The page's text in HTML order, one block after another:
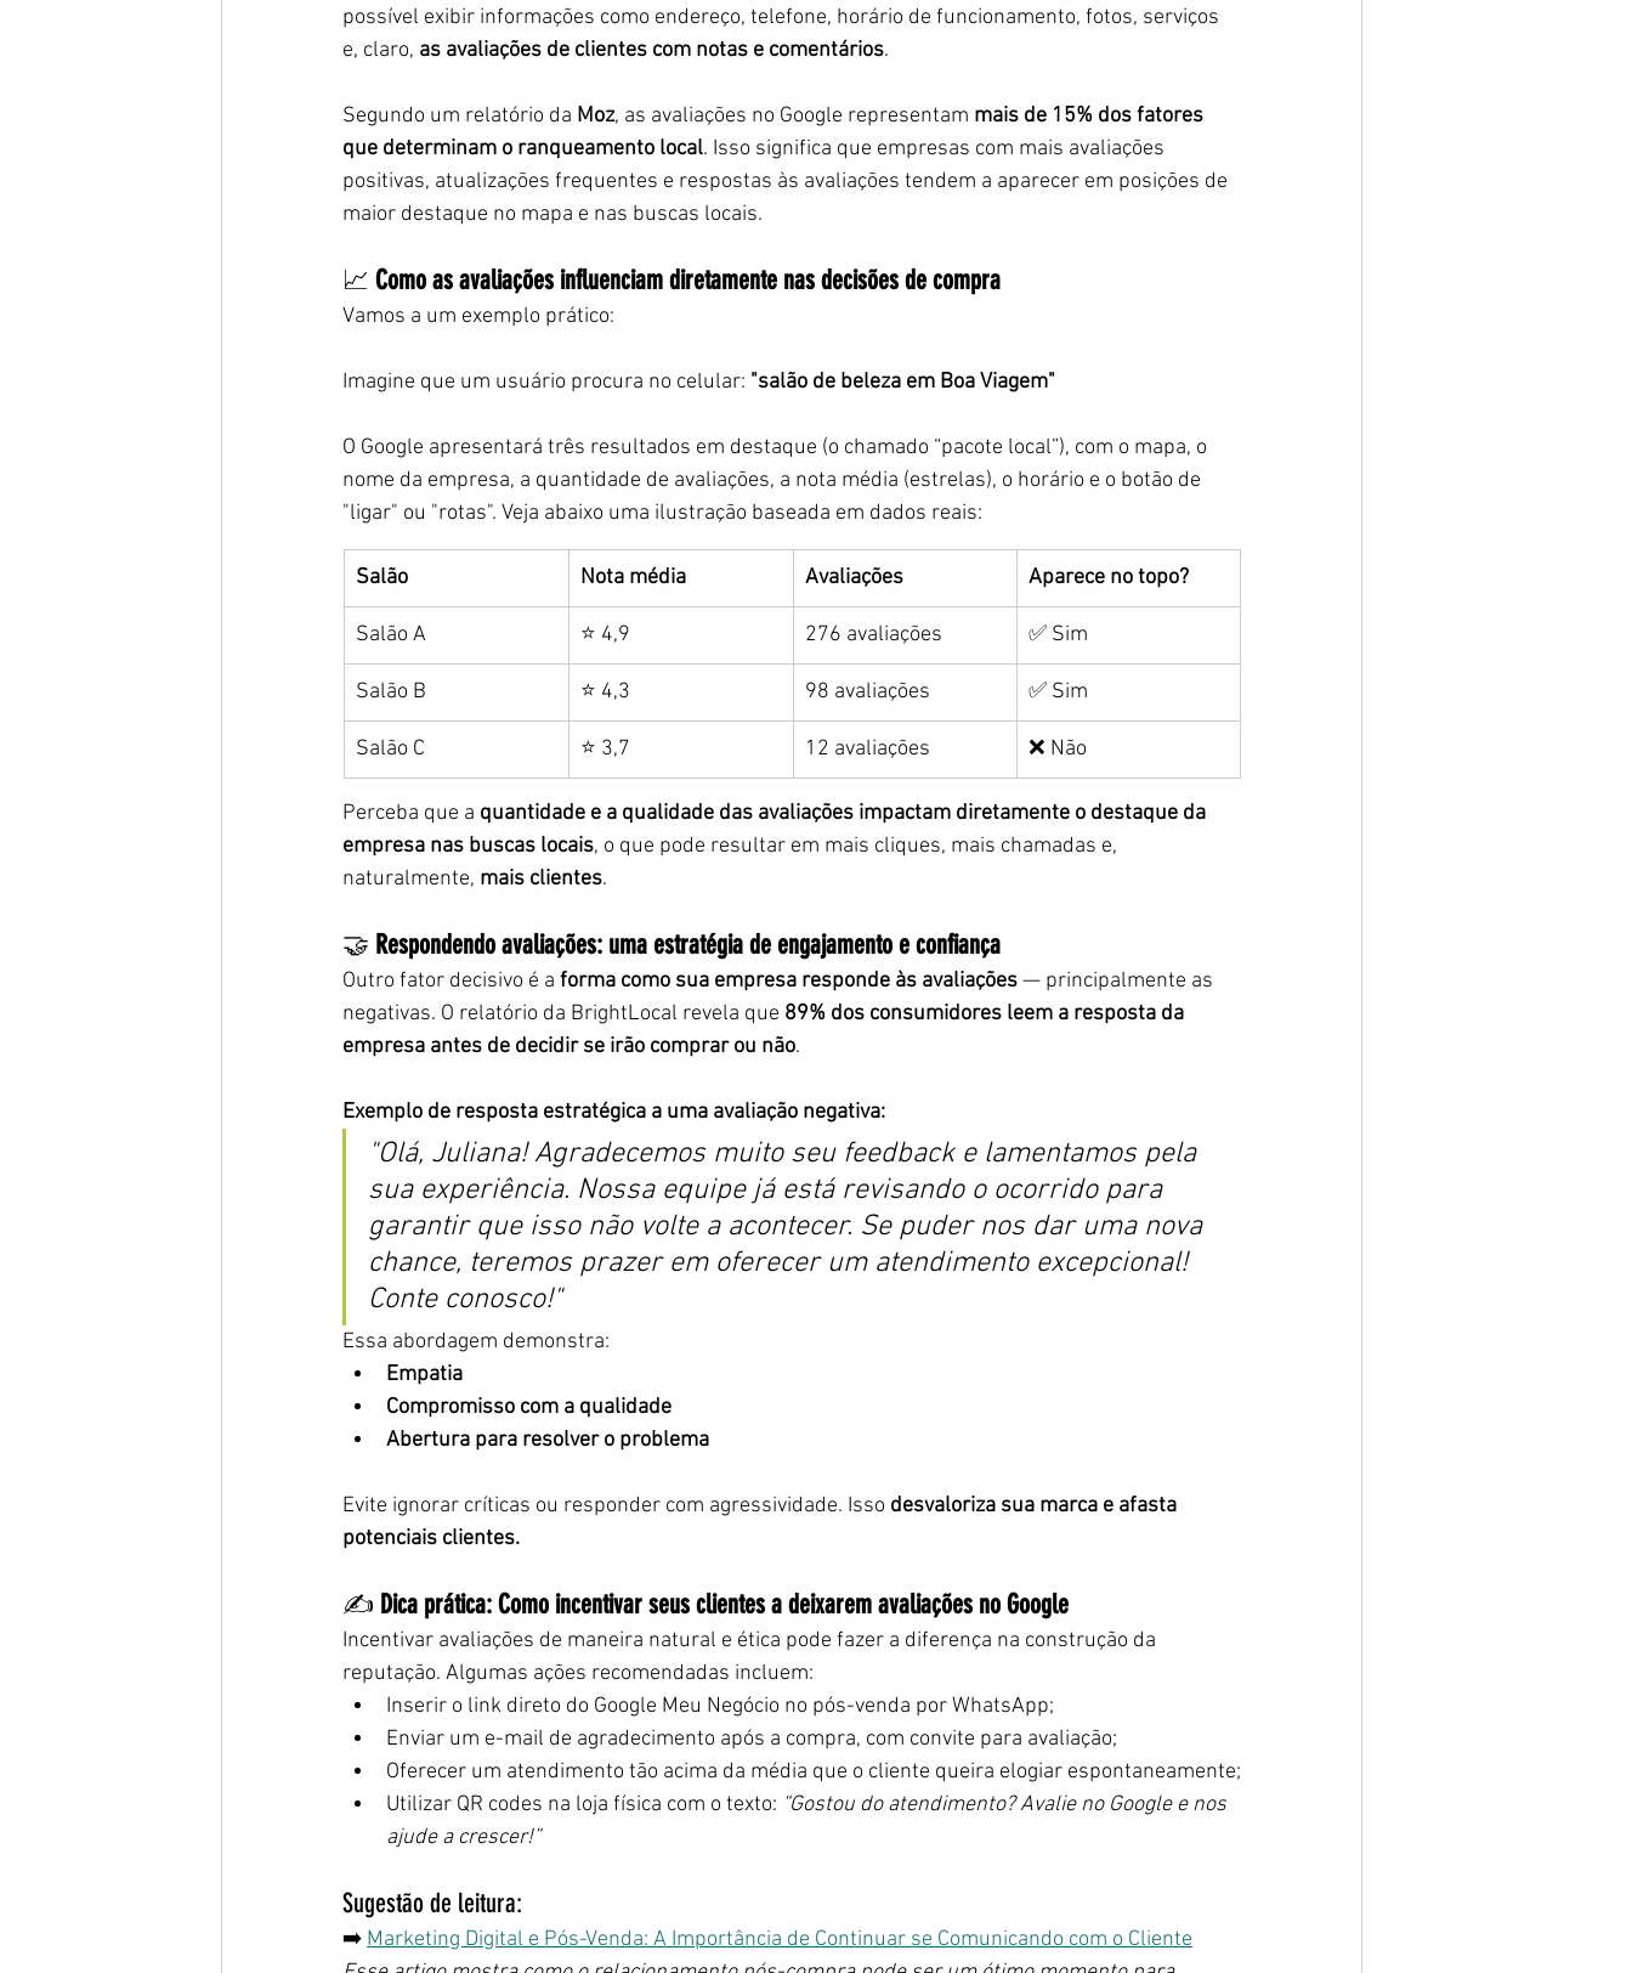
possível exibir informações como endereço, telefone, horário de funcionamento, fotos, serviços
e, claro, as avaliações de clientes com notas e comentários.
Segundo um relatório da Moz, as avaliações no Google representam mais de 15% dos fatores
que determinam o ranqueamento local. Isso significa que empresas com mais avaliações
positivas, atualizações frequentes e respostas às avaliações tendem a aparecer em posições de
maior destaque no mapa e nas buscas locais.
📈 Como as avaliações influenciam diretamente nas decisões de compra
Vamos a um exemplo prático:
Imagine que um usuário procura no celular: "salão de beleza em Boa Viagem"
O Google apresentará três resultados em destaque (o chamado “pacote local”), com o mapa, o
nome da empresa, a quantidade de avaliações, a nota média (estrelas), o horário e o botão de
"ligar" ou "rotas". Veja abaixo uma ilustração baseada em dados reais:
Salão Nota média Avaliações Aparece no topo?
Salão A ⭐ 4,9 276 avaliações ✅ Sim
Salão B ⭐ 4,3 98 avaliações ✅ Sim
Salão C ⭐ 3,7 12 avaliações ❌ Não
Perceba que a quantidade e a qualidade das avaliações impactam diretamente o destaque da
empresa nas buscas locais, o que pode resultar em mais cliques, mais chamadas e,
naturalmente, mais clientes.
🤝 Respondendo avaliações: uma estratégia de engajamento e confiança
Outro fator decisivo é a forma como sua empresa responde às avaliações — principalmente as
negativas. O relatório da BrightLocal revela que 89% dos consumidores leem a resposta da
empresa antes de decidir se irão comprar ou não.
Exemplo de resposta estratégica a uma avaliação negativa:
"Olá, Juliana! Agradecemos muito seu feedback e lamentamos pela
sua experiência. Nossa equipe já está revisando o ocorrido para
garantir que isso não volte a acontecer. Se puder nos dar uma nova
chance, teremos prazer em oferecer um atendimento excepcional!
Conte conosco!"
Essa abordagem demonstra:
Empatia
Compromisso com a qualidade
Abertura para resolver o problema
Evite ignorar críticas ou responder com agressividade. Isso desvaloriza sua marca e afasta
potenciais clientes.
✍️ Dica prática: Como incentivar seus clientes a deixarem avaliações no Google
Incentivar avaliações de maneira natural e ética pode fazer a diferença na construção da
reputação. Algumas ações recomendadas incluem:
Inserir o link direto do Google Meu Negócio no pós-venda por WhatsApp;
Enviar um e-mail de agradecimento após a compra, com convite para avaliação;
Oferecer um atendimento tão acima da média que o cliente queira elogiar espontaneamente;
Utilizar QR codes na loja física com o texto: “Gostou do atendimento? Avalie no Google e nos
ajude a crescer!”
Sugestão de leitura:
➡️ Marketing Digital e Pós-Venda: A Importância de Continuar se Comunicando com o Cliente